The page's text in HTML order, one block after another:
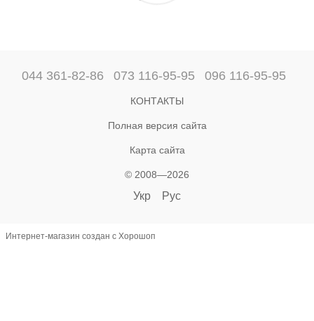
044 361-82-86 073 116-95-95 096 116-95-95
КОНТАКТЫ
Полная версия сайта
Карта сайта
© 2008—2026
Укр Рус
Интернет-магазин создан с Хорошоп